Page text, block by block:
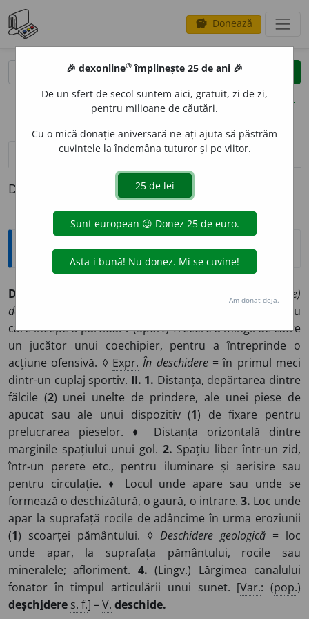
savings Donează
clear
opțiuni
definiții (1) pronunțievolume_up (50)
Definiția cu ID-ul 9245:
Explicative DEX
DESCH
a (se)
deschide
și rezultatul ei. ♦ (La șah) Primele mișcări cu
care începe o partidă. ♦ (Sport) Trecere a mingii de către
un jucător unui coechipier, pentru a întreprinde o
acțiune ofensivă. ◊ Expr. În deschidere= în primul meci
dintr-un cuplaj sportiv. II. 1. Distanța, depărtarea dintre
fălcile (2) unei unelte de prindere, ale unei piese de
apucat sau ale unui dispozitiv (1) de fixare pentru
prelucrarea pieselor. ♦ Distanța orizontală dintre
marginile spațiului unui gol. 2. Spațiu liber într-un zid,
într-un perete etc., pentru iluminare și aerisire sau
pentru circulație. ♦ Locul unde apare sau unde se
formează o deschizătură, o gaură, o intrare. 3. Loc unde
apar la suprafață rocile de adâncime în urma eroziunii
(1) scoarței pământului. ◊ Deschidere geologică = loc
unde apar, la suprafața pământului, rocile sau
mineralele; afloriment. 4. (Lingv.) Lărgimea canalului
fonator în timpul articulării unui sunet. [Var.: (pop.)
deșchidere s. f.] –V. deschide.
🎉 dexonline® împlinește 25 de ani 🎉
De un sfert de secol suntem aici, gratuit, zi de zi,
pentru milioane de căutări.
Cu o mică donație aniversară ne-ați ajuta să păstrăm
cuvintele la îndemâna tuturor și pe viitor.
Am donat deja.